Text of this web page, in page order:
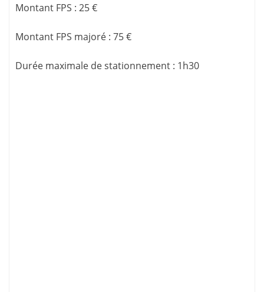
Montant FPS : 25 €
Montant FPS majoré : 75 €
Durée maximale de stationnement : 1h30